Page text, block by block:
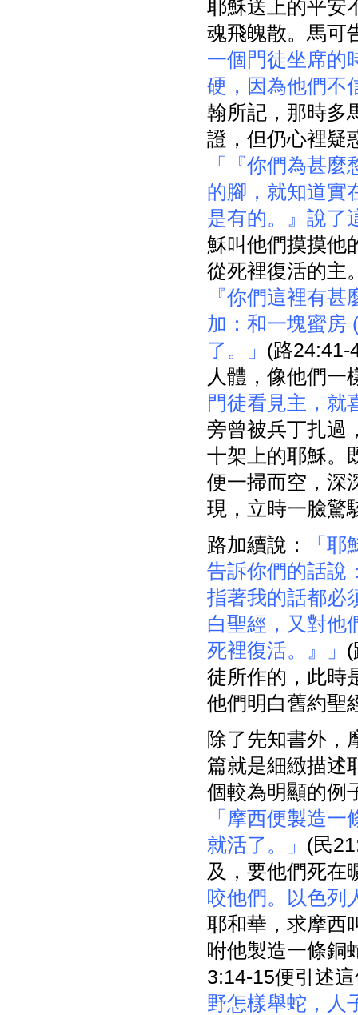
耶穌送上的平安
魂飛魄散。馬可
一個門徒坐席的
硬，因為他們不
翰所記，那時多
證，但仍心裡疑
「『你們為甚
的腳，就知道實
是有的。』說了
穌叫他們摸摸他
從死裡復活的主
『你們這裡有
加：和一塊蜜房
了。」 (路24:41-
人體，像他們一
門徒看見主，就
旁曾被兵丁扎過
十架上的耶穌。
便一掃而空，深
現，立時一臉驚
路加續說：
「
告訴你們的話說
指著我的話都必
白聖經，又對他
死裡復活。』」
徒所作的，此時
他們明白舊約聖
除了先知書外，
篇就是細緻描述
個較為明顯的例
「摩西便製造
就活了。」 (民
及，要他們死在
咬他們。以色列
耶和華，求摩西
咐他製造一條銅
3:14-15便引述
野怎樣舉蛇，人